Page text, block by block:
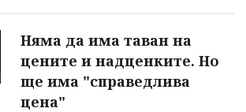
Няма да има таван на
цените и надценките. Но
ще има "справедлива
цена"